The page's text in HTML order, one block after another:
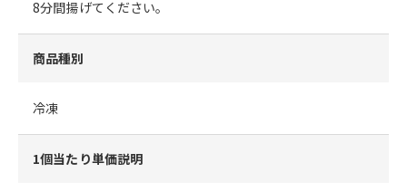
8分間揚げてください。
商品種別
冷凍
1個当たり単価説明